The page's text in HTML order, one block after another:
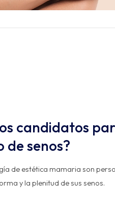
candidatos
de senos?
de estética mamaria son
y la plenitud de sus senos.